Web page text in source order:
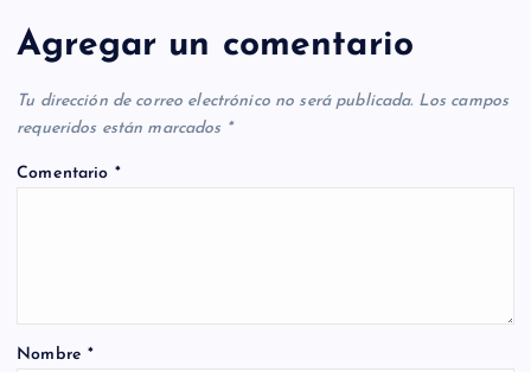
Agregar un comentario
Tu dirección de correo electrónico no será publicada. Los campos
requeridos están marcados *
Comentario *
Nombre*